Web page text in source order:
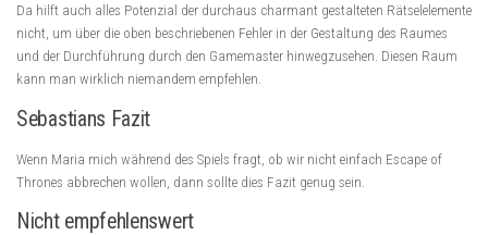
Da hilft auch alles Potenzial der durchaus charmant gestalteten Rätselelemente
nicht, um über die oben beschriebenen Fehler in der Gestaltung des Raumes
und der Durchführung durch den Gamemaster hinwegzusehen. Diesen Raum
kann man wirklich niemandem empfehlen.
Sebastians Fazit
Wenn Maria mich während des Spiels fragt, ob wir nicht einfach Escape of
Thrones abbrechen wollen, dann sollte dies Fazit genug sein.
Nicht empfehlenswert